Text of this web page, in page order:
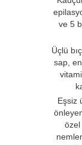
ve 5
Üçlü
sap,
Eşsiz
özel